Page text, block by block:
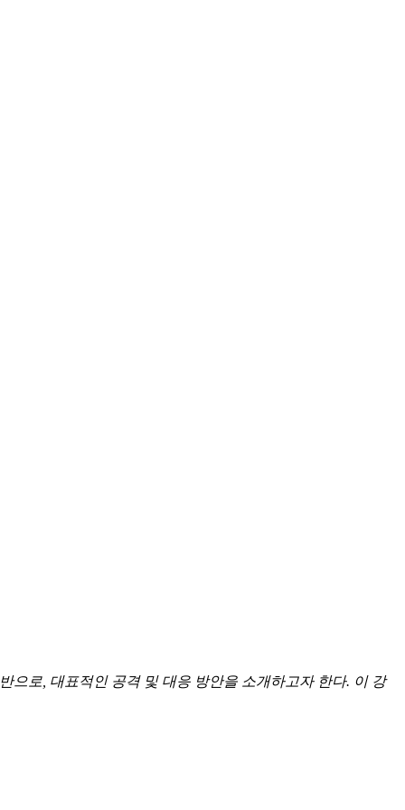
으로 대표적인 공격 및 대응 방안을 소개하고자 한다. 이 강